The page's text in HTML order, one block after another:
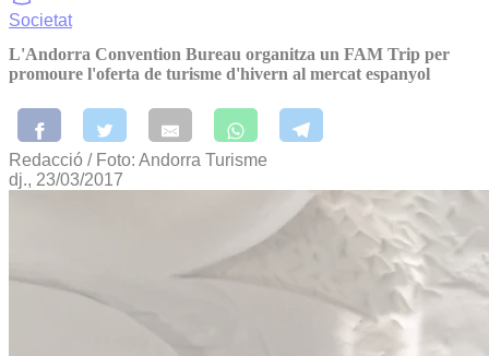
Societat
L'Andorra Convention Bureau organitza un FAM Trip per
promoure l'oferta de turisme d'hivern al mercat espanyol
Redacció / Foto: Andorra Turisme
dj., 23/03/2017